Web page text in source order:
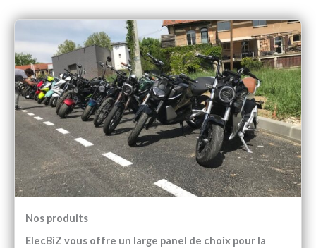
Nos produits
ElecBiZ vous offre un large panel de choix pour la